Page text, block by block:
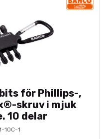
för Phillips-,
skruv i mjuk
10 delar
10C-1